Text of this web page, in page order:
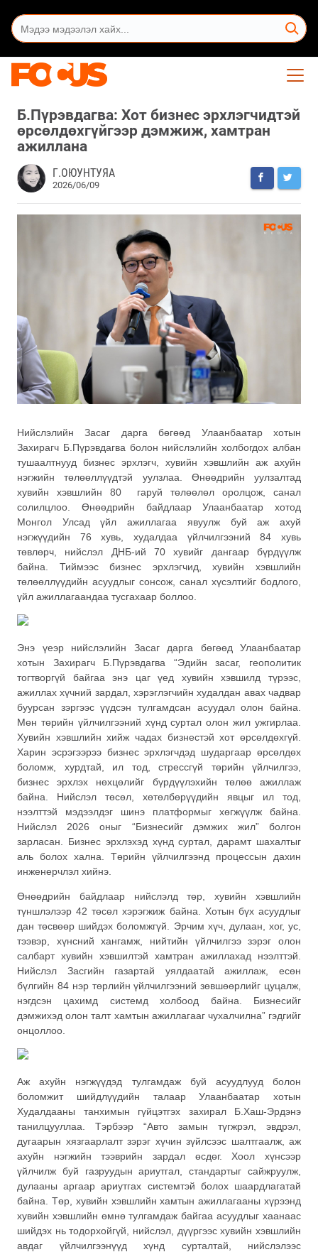
Б.Пүрэвдагва: Хот бизнес эрхлэгчидтэй
өрсөлдөхгүйгээр дэмжиж, хамтран
ажиллана
Г.ОЮУНТУЯА
2026/06/09
Нийслэлийн Засаг дарга бөгөөд Улаанбаатар хотын
Захирагч Б.Пүрэвдагва болон нийслэлийн холбогдох албан
тушаалтнууд бизнес эрхлэгч, хувийн хэвшлийн аж ахуйн
нэгжийн төлөөллүүдтэй уулзлаа. Өнөөдрийн уулзалтад
хувийн хэвшлийн 80 гаруй төлөөлөл оролцож, санал
солилцлоо. Өнөөдрийн байдлаар Улаанбаатар хотод
Монгол Улсад үйл ажиллагаа явуулж буй аж ахуй
нэгжүүдийн 76 хувь, худалдаа үйлчилгээний 84 хувь
төвлөрч, нийслэл ДНБ-ий 70 хувийг дангаар бүрдүүлж
байна. Тиймээс бизнес эрхлэгчид, хувийн хэвшлийн
төлөөллүүдийн асуудлыг сонсож, санал хүсэлтийг бодлого,
үйл ажиллагаандаа тусгахаар боллоо.
Энэ үеэр нийслэлийн Засаг дарга бөгөөд Улаанбаатар
хотын Захирагч Б.Пүрэвдагва “Эдийн засаг, геополитик
тогтворгүй байгаа энэ цаг үед хувийн хэвшилд түрээс,
ажиллах хүчний зардал, хэрэглэгчийн худалдан авах чадвар
буурсан зэргээс үүдсэн тулгамдсан асуудал олон байна.
Мөн төрийн үйлчилгээний хүнд суртал олон жил ужгирлаа.
Хувийн хэвшлийн хийж чадах бизнестэй хот өрсөлдөхгүй.
Харин эсрэгээрээ бизнес эрхлэгчдэд шударгаар өрсөлдөх
боломж, хурдтай, ил тод, стрессгүй төрийн үйлчилгээ,
бизнес эрхлэх нөхцөлийг бүрдүүлэхийн төлөө ажиллаж
байна. Нийслэл төсөл, хөтөлбөрүүдийн явцыг ил тод,
нээлттэй мэдээлдэг шинэ платформыг хөгжүүлж байна.
Нийслэл 2026 оныг “Бизнесийг дэмжих жил” болгон
зарласан. Бизнес эрхлэхэд хүнд суртал, дарамт шахалтыг
аль болох хална. Төрийн үйлчилгээнд процессын дахин
инженерчлэл хийнэ.
Өнөөдрийн байдлаар нийслэлд төр, хувийн хэвшлийн
түншлэлээр 42 төсөл хэрэгжиж байна. Хотын бүх асуудлыг
дан төсвөөр шийдэх боломжгүй. Эрчим хүч, дулаан, хог, ус,
тээвэр, хүнсний хангамж, нийтийн үйлчилгээ зэрэг олон
салбарт хувийн хэвшилтэй хамтран ажиллахад нээлттэй.
Нийслэл Засгийн газартай уялдаатай ажиллаж, есөн
бүлгийн 84 нэр төрлийн үйлчилгээний зөвшөөрлийг цуцалж,
нэгдсэн цахимд системд холбоод байна. Бизнесийг
дэмжихэд олон талт хамтын ажиллагааг чухалчилна” гэдгийг
онцоллоо.
Аж ахуйн нэгжүүдэд тулгамдаж буй асуудлууд болон
боломжит шийдлүүдийн талаар Улаанбаатар хотын
Худалдааны танхимын гүйцэтгэх захирал Б.Хаш-Эрдэнэ
танилцууллаа. Тэрбээр “Авто замын түгжрэл, эвдрэл,
дугаарын хязгаарлалт зэрэг хүчин зүйлсээс шалтгаалж, аж
ахуйн нэгжийн тээврийн зардал өсдөг. Хоол хүнсээр
үйлчилж буй газруудын ариутгал, стандартыг сайжруулж,
дулааны аргаар ариутгах системтэй болох шаардлагатай
байна. Төр, хувийн хэвшлийн хамтын ажиллагааны хүрээнд
хувийн хэвшлийн өмнө тулгамдаж байгаа асуудлыг хаанаас
шийдэх нь тодорхойгүй, нийслэл, дүүргээс хувийн хэвшлийн
авдаг үйлчилгээнүүд хүнд сурталтай, нийслэлээс